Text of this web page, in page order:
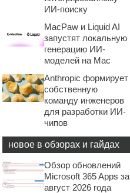
ИИ-поиску
MacPaw и Liquid AI
запустят локальную
генерацию ИИ-
моделей на Mac
Anthropic формирует
собственную
команду инженеров
для разработки ИИ-
чипов
новое в обзорах и гайдах
Обзор обновлений
Microsoft 365 Apps за
август 2026 года